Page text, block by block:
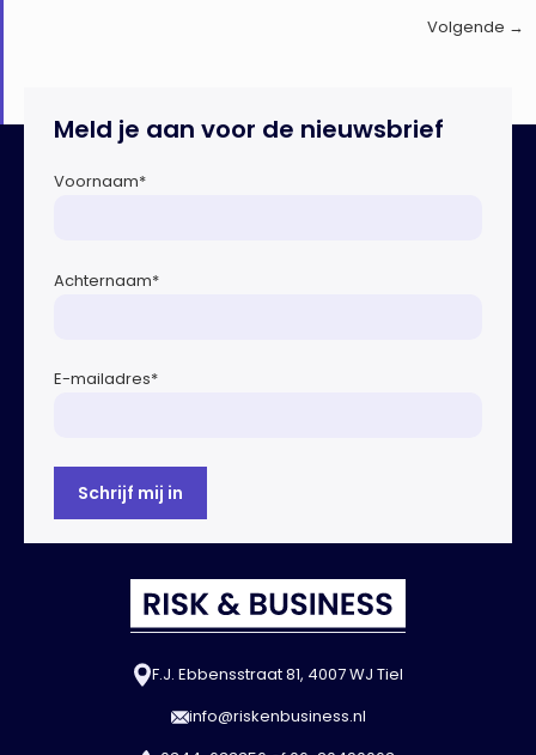
Volgende →
Meld je aan voor de nieuwsbrief
Voornaam*
Achternaam*
E-mailadres*
F.J. Ebbensstraat 81, 4007 WJ Tiel
info@riskenbusiness.nl